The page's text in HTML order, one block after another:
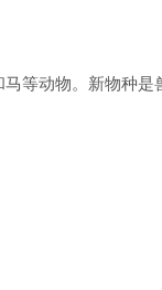
等动物。新物种是